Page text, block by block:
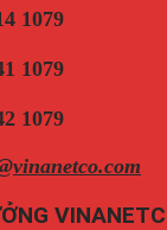
1079
1079
1079